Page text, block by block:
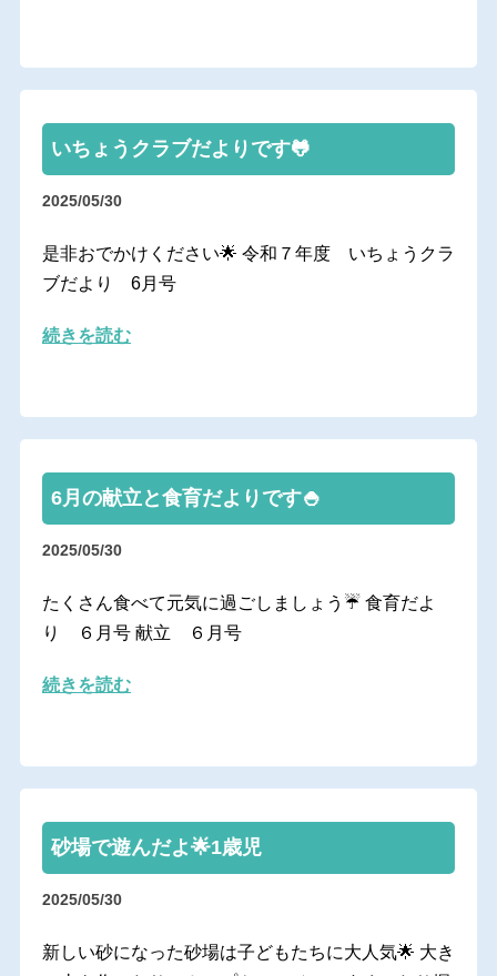
いちょうクラブだよりです🐸
2025/05/30
是非おでかけください🌟 令和７年度 いちょうクラ
ブだより 6月号
続きを読む
6月の献立と食育だよりです🍚
2025/05/30
たくさん食べて元気に過ごしましょう☔ 食育だよ
り ６月号 献立 ６月号
続きを読む
砂場で遊んだよ🌟1歳児
2025/05/30
新しい砂になった砂場は子どもたちに大人気🌟 大き